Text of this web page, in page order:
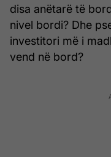
disa anëtarë të
nivel bordi? Dhe
investitori më i
vend në bord?